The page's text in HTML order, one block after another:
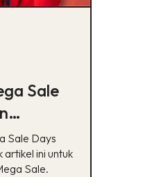
Sale
Sale Days
artikel ini untuk
Sale.